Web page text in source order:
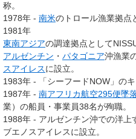
称。
1978年 - 南米のトロール漁業拠点
1981年
東南アジアの調達拠点として
アルゼンチン ・ パタゴニア沖漁業
スアイレスに設立。
1983年 - 「シーフードNOW」のキ
1987年 - 南アフリカ航空295便墜
業）の船員・事業員38名が殉職。
1988年 - アルゼンチン沖での洋上
ブエノスアイレスに設立。